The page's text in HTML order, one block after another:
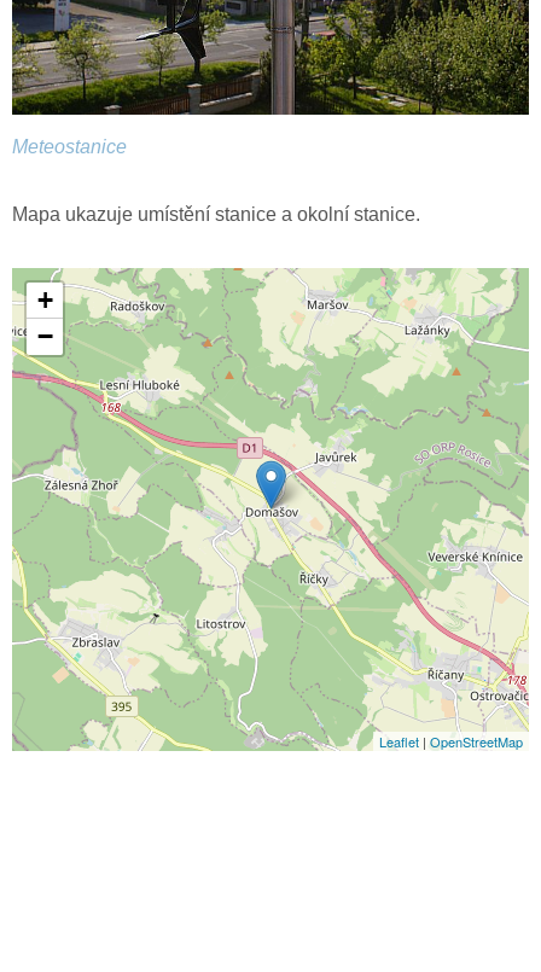
Meteostanice
Mapa ukazuje umístění stanice a okolní stanice.
+
−
Leaflet | OpenStreetMap